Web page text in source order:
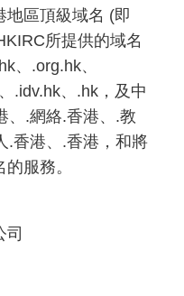
地區頂級域名 (即
所提供的域名
、.org.hk、
.idv.hk、.hk，及中
、.網絡.香港、.教
.香港、.香港，和將
服務。
司